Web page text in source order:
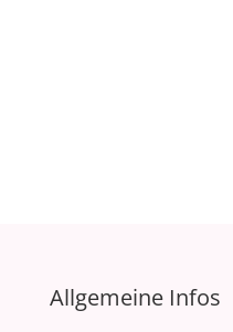
Allgemeine Infos